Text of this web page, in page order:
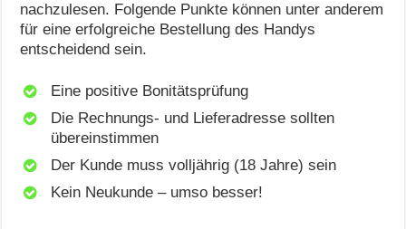
nachzulesen. Folgende Punkte können unter anderem
für eine erfolgreiche Bestellung des Handys
entscheidend sein.
Eine positive Bonitätsprüfung
Die Rechnungs- und Lieferadresse sollten
übereinstimmen
Der Kunde muss volljährig (18 Jahre) sein
Kein Neukunde – umso besser!